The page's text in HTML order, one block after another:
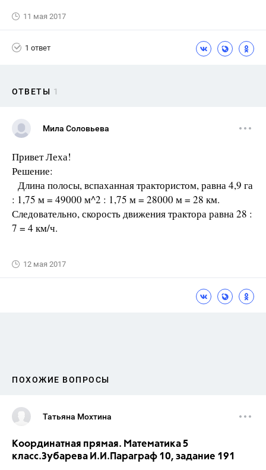
11 мая 2017
1 ответ
ОТВЕТЫ 1
Мила Соловьева
Привет Леха!
Решение:
Длина полосы, вспаханная трактористом, рав­на 4,9 га
: 1,75 м = 49000 м^2 : 1,75 м = 28000 м = 28 км.
Следовательно, скорость движения трактора равна 28 :
7 = 4 км/ч.
12 мая 2017
ПОХОЖИЕ ВОПРОСЫ
Татьяна Мохтина
Координатная прямая. Математика 5
класс.Зубарева И.И.Параграф 10, задание 191